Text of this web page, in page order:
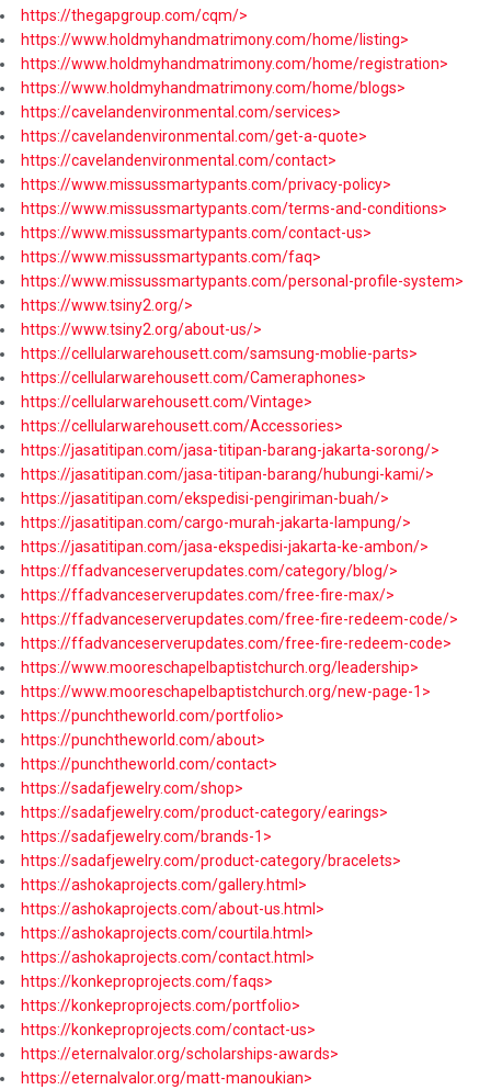
https://thegapgroup.com/cqm/>
https://www.holdmyhandmatrimony.com/home/listing>
https://www.holdmyhandmatrimony.com/home/registration>
https://www.holdmyhandmatrimony.com/home/blogs>
https://cavelandenvironmental.com/services>
https://cavelandenvironmental.com/get-a-quote>
https://cavelandenvironmental.com/contact>
https://www.missussmartypants.com/privacy-policy>
https://www.missussmartypants.com/terms-and-conditions>
https://www.missussmartypants.com/contact-us>
https://www.missussmartypants.com/faq>
https://www.missussmartypants.com/personal-profile-system>
https://www.tsiny2.org/>
https://www.tsiny2.org/about-us/>
https://cellularwarehousett.com/samsung-moblie-parts>
https://cellularwarehousett.com/Cameraphones>
https://cellularwarehousett.com/Vintage>
https://cellularwarehousett.com/Accessories>
https://jasatitipan.com/jasa-titipan-barang-jakarta-sorong/>
https://jasatitipan.com/jasa-titipan-barang/hubungi-kami/>
https://jasatitipan.com/ekspedisi-pengiriman-buah/>
https://jasatitipan.com/cargo-murah-jakarta-lampung/>
https://jasatitipan.com/jasa-ekspedisi-jakarta-ke-ambon/>
https://ffadvanceserverupdates.com/category/blog/>
https://ffadvanceserverupdates.com/free-fire-max/>
https://ffadvanceserverupdates.com/free-fire-redeem-code/>
https://ffadvanceserverupdates.com/free-fire-redeem-code>
https://www.mooreschapelbaptistchurch.org/leadership>
https://www.mooreschapelbaptistchurch.org/new-page-1>
https://punchtheworld.com/portfolio>
https://punchtheworld.com/about>
https://punchtheworld.com/contact>
https://sadafjewelry.com/shop>
https://sadafjewelry.com/product-category/earings>
https://sadafjewelry.com/brands-1>
https://sadafjewelry.com/product-category/bracelets>
https://ashokaprojects.com/gallery.html>
https://ashokaprojects.com/about-us.html>
https://ashokaprojects.com/courtila.html>
https://ashokaprojects.com/contact.html>
https://konkeproprojects.com/faqs>
https://konkeproprojects.com/portfolio>
https://konkeproprojects.com/contact-us>
https://eternalvalor.org/scholarships-awards>
https://eternalvalor.org/matt-manoukian>